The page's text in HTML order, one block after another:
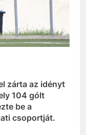
zárta az idényt
104 gólt
be a
csoportját.